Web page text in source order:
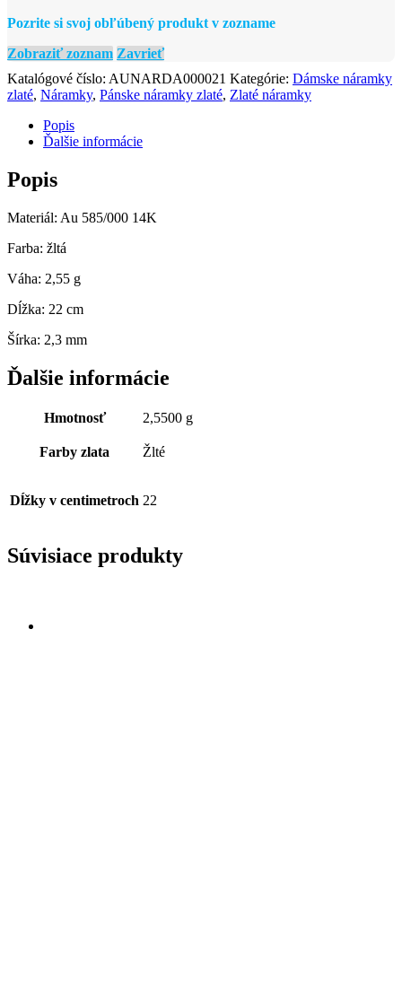
Pozrite si svoj obľúbený produkt v zozname
Zobraziť zoznam Zavrieť
Katalógové číslo: AUNARDA000021 Kategórie: Dámske náramky
zlaté, Náramky, Pánske náramky zlaté, Zlaté náramky
Popis
Ďalšie informácie
Popis
Materiál: Au 585/000 14K
Farba: žltá
Váha: 2,55 g
Dĺžka: 22 cm
Šírka: 2,3 mm
Ďalšie informácie
Hmotnosť 2,5500 g
Farby zlata Žlté
Dĺžky v centimetroch 22
Súvisiace produkty